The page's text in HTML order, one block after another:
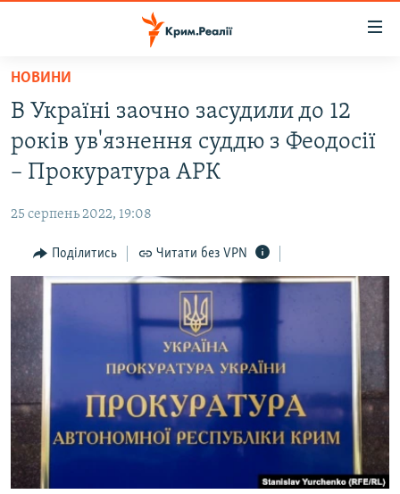
Перейти
основного
матеріалу
Перейти
основної
навігації
Перейти
до
ВОДА.КРИМ
ВІДЕО ТА ФОТО
БЛОГИ
ПОГЛЯД
ІНТЕРВ'Ю
ВСЕ ЗА ДЕНЬ
СПЕЦПРОЕКТИ
ВІДЕОУРОКИ «ELIFBE»
СВІДЧЕННЯ ОКУПАЦІЇ
УКРАЇНСЬКА ПРОБЛЕМА КРИМУ
ЯК ОБІЙТИ БЛОКУВАННЯ
Русский
Qırımtatar
НОВИНИ
В Україні заочно засудили до 12
років ув'язнення суддю з Феодосії
– Прокуратура АРК
25 серпень 2022, 19:08
Поділитись Читати без VPN